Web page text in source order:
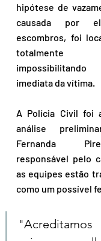
hipótese de
causada por
escombros, foi
totalmente
imediata da vítima.
A Polícia Civil foi
análise
Fernanda
responsável pelo
as equipes estão
como um possível